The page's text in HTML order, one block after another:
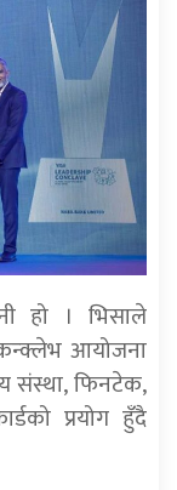
हो । भिसाले
कन्क्लेभ आयोजना
संस्था, फिनटेक,
प्रयोग हुँदै